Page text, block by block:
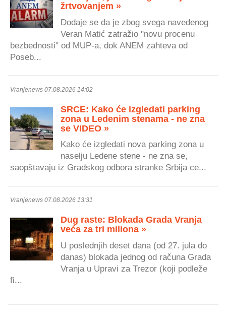
žrtvovanjem »
Dodaje se da je zbog svega navedenog
Veran Matić zatražio "novu procenu
bezbednosti" od MUP-a, dok ANEM zahteva od
Poseb...
Vranjenews 07.08.2026 14:02
SRCE: Kako će izgledati parking
zona u Ledenim stenama - ne zna
se VIDEO »
Kako će izgledati nova parking zona u
naselju Ledene stene - ne zna se,
saopštavaju iz Gradskog odbora stranke Srbija ce...
Vranjenews 07.08.2026 13:31
Dug raste: Blokada Grada Vranja
veća za tri miliona »
U poslednjih deset dana (od 27. jula do
danas) blokada jednog od računa Grada
Vranja u Upravi za Trezor (koji podleže
fi...